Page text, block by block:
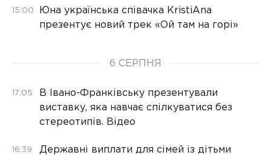
15:00
Юна українська співачка KristiAna
презентує новий трек «Ой там на горі»
6 СЕРПНЯ
17:05
В Івано-Франківську презентували
виставку, яка навчає спілкуватися без
стереотипів. Відео
16:39
Державні виплати для сімей із дітьми